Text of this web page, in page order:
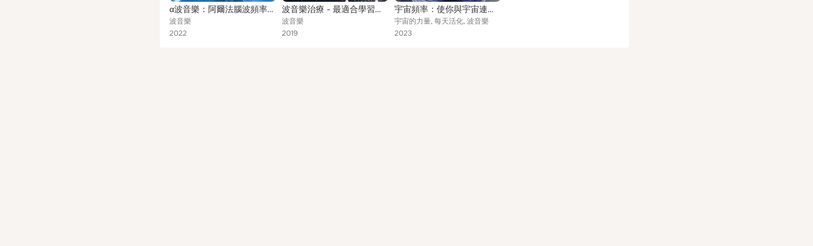
α波音樂：阿爾法腦波頻率音樂，α波修復DNA，提高大腦功能，有助於集中專注、細胞修復，工作音樂，學習音樂
波音樂
2022
波音樂治療 - 最適合學習和看書的安靜歌曲
波音樂
2019
宇宙頻率：使你與宇宙連接的冥想音樂，清醒夢音樂，深度睡眠放鬆純音樂，助開啟第三眼的宇宙聲音
宇宙的力量, 每天活化, 波音樂
2023